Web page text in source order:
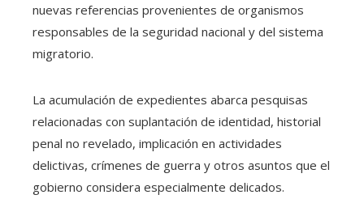
nuevas referencias provenientes de organismos
responsables de la seguridad nacional y del sistema
migratorio.
La acumulación de expedientes abarca pesquisas
relacionadas con suplantación de identidad, historial
penal no revelado, implicación en actividades
delictivas, crímenes de guerra y otros asuntos que el
gobierno considera especialmente delicados.